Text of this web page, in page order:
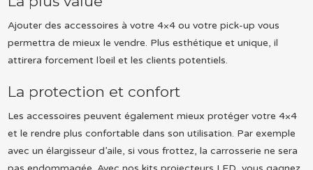
Ajouter des accessoires à votre 4×4 ou votre pick-up vous
permettra de mieux le vendre. Plus esthétique et unique, il
attirera forcement l’oeil et les clients potentiels.
La protection et confort
Les accessoires peuvent également mieux protéger votre 4×4
et le rendre plus confortable dans son utilisation. Par exemple
avec un élargisseur d’aile, si vous frottez, la carrosserie ne sera